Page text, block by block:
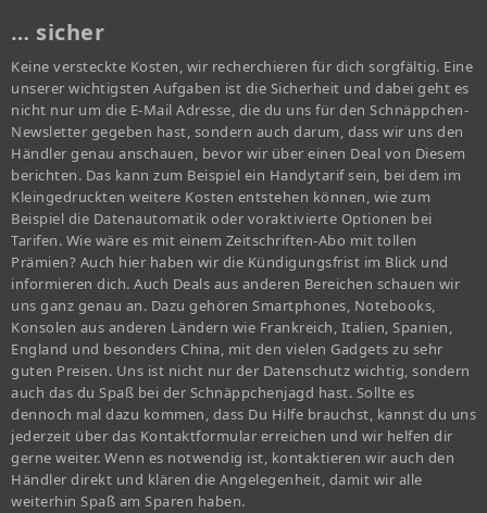
… sicher
Keine versteckte Kosten, wir recherchieren für dich sorgfältig. Eine
unserer wichtigsten Aufgaben ist die Sicherheit und dabei geht es
nicht nur um die E-Mail Adresse, die du uns für den Schnäppchen-
Newsletter gegeben hast, sondern auch darum, dass wir uns den
Händler genau anschauen, bevor wir über einen Deal von Diesem
berichten. Das kann zum Beispiel ein Handytarif sein, bei dem im
Kleingedruckten weitere Kosten entstehen können, wie zum
Beispiel die Datenautomatik oder voraktivierte Optionen bei
Tarifen. Wie wäre es mit einem Zeitschriften-Abo mit tollen
Prämien? Auch hier haben wir die Kündigungsfrist im Blick und
informieren dich. Auch Deals aus anderen Bereichen schauen wir
uns ganz genau an. Dazu gehören Smartphones, Notebooks,
Konsolen aus anderen Ländern wie Frankreich, Italien, Spanien,
England und besonders China, mit den vielen Gadgets zu sehr
guten Preisen. Uns ist nicht nur der Datenschutz wichtig, sondern
auch das du Spaß bei der Schnäppchenjagd hast. Sollte es
dennoch mal dazu kommen, dass Du Hilfe brauchst, kannst du uns
jederzeit über das Kontaktformular erreichen und wir helfen dir
gerne weiter. Wenn es notwendig ist, kontaktieren wir auch den
Händler direkt und klären die Angelegenheit, damit wir alle
weiterhin Spaß am Sparen haben.